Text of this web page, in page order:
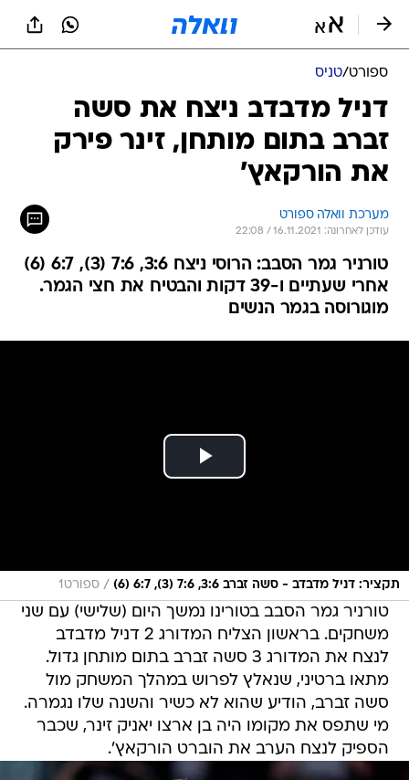
ספורט/טניס
דניל מדבדב ניצח את סשה
זברב בתום מותחן, זינר פירק
את הורקאץ'
מערכת וואלה ספורט
עודכן לאחרונה: 16.11.2021 / 22:08
טורניר גמר הסבב: הרוסי ניצח 3:6, 7:6 (3), 6:7 (6)
אחרי שעתיים ו-39 דקות והבטיח את חצי הגמר.
מוגורוסה בגמר הנשים
תקציר: דניל מדבדב - סשה זברב 3:6, 7:6 (3), 6:7 (6) / ספורט1
טורניר גמר הסבב בטורינו נמשך היום (שלישי) עם שני
משחקים. בראשון הצליח המדורג 2 דניל מדבדב
לנצח את המדורג 3 סשה זברב בתום מותחן גדול.
מתאו ברטיני, שנאלץ לפרוש במהלך המשחק מול
סשה זברב, הודיע שהוא לא כשיר והשנה שלו נגמרה.
מי שתפס את מקומו היה בן ארצו יאניק זינר, שכבר
הספיק לנצח הערב את הוברט הורקאץ'.